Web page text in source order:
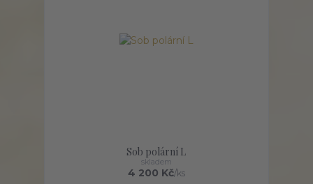
Sob polární L
4 200 Kč/ks
skladem